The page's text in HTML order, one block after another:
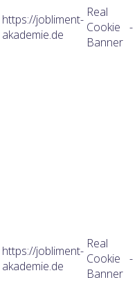
https://jobliment-
akademie.de
Real
Cookie
Banner
-
https://jobliment-
akademie.de
Real
Cookie
Banner
-